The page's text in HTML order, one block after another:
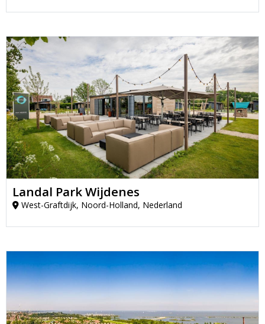
Landal Park Wijdenes
West-Graftdijk, Noord-Holland, Nederland